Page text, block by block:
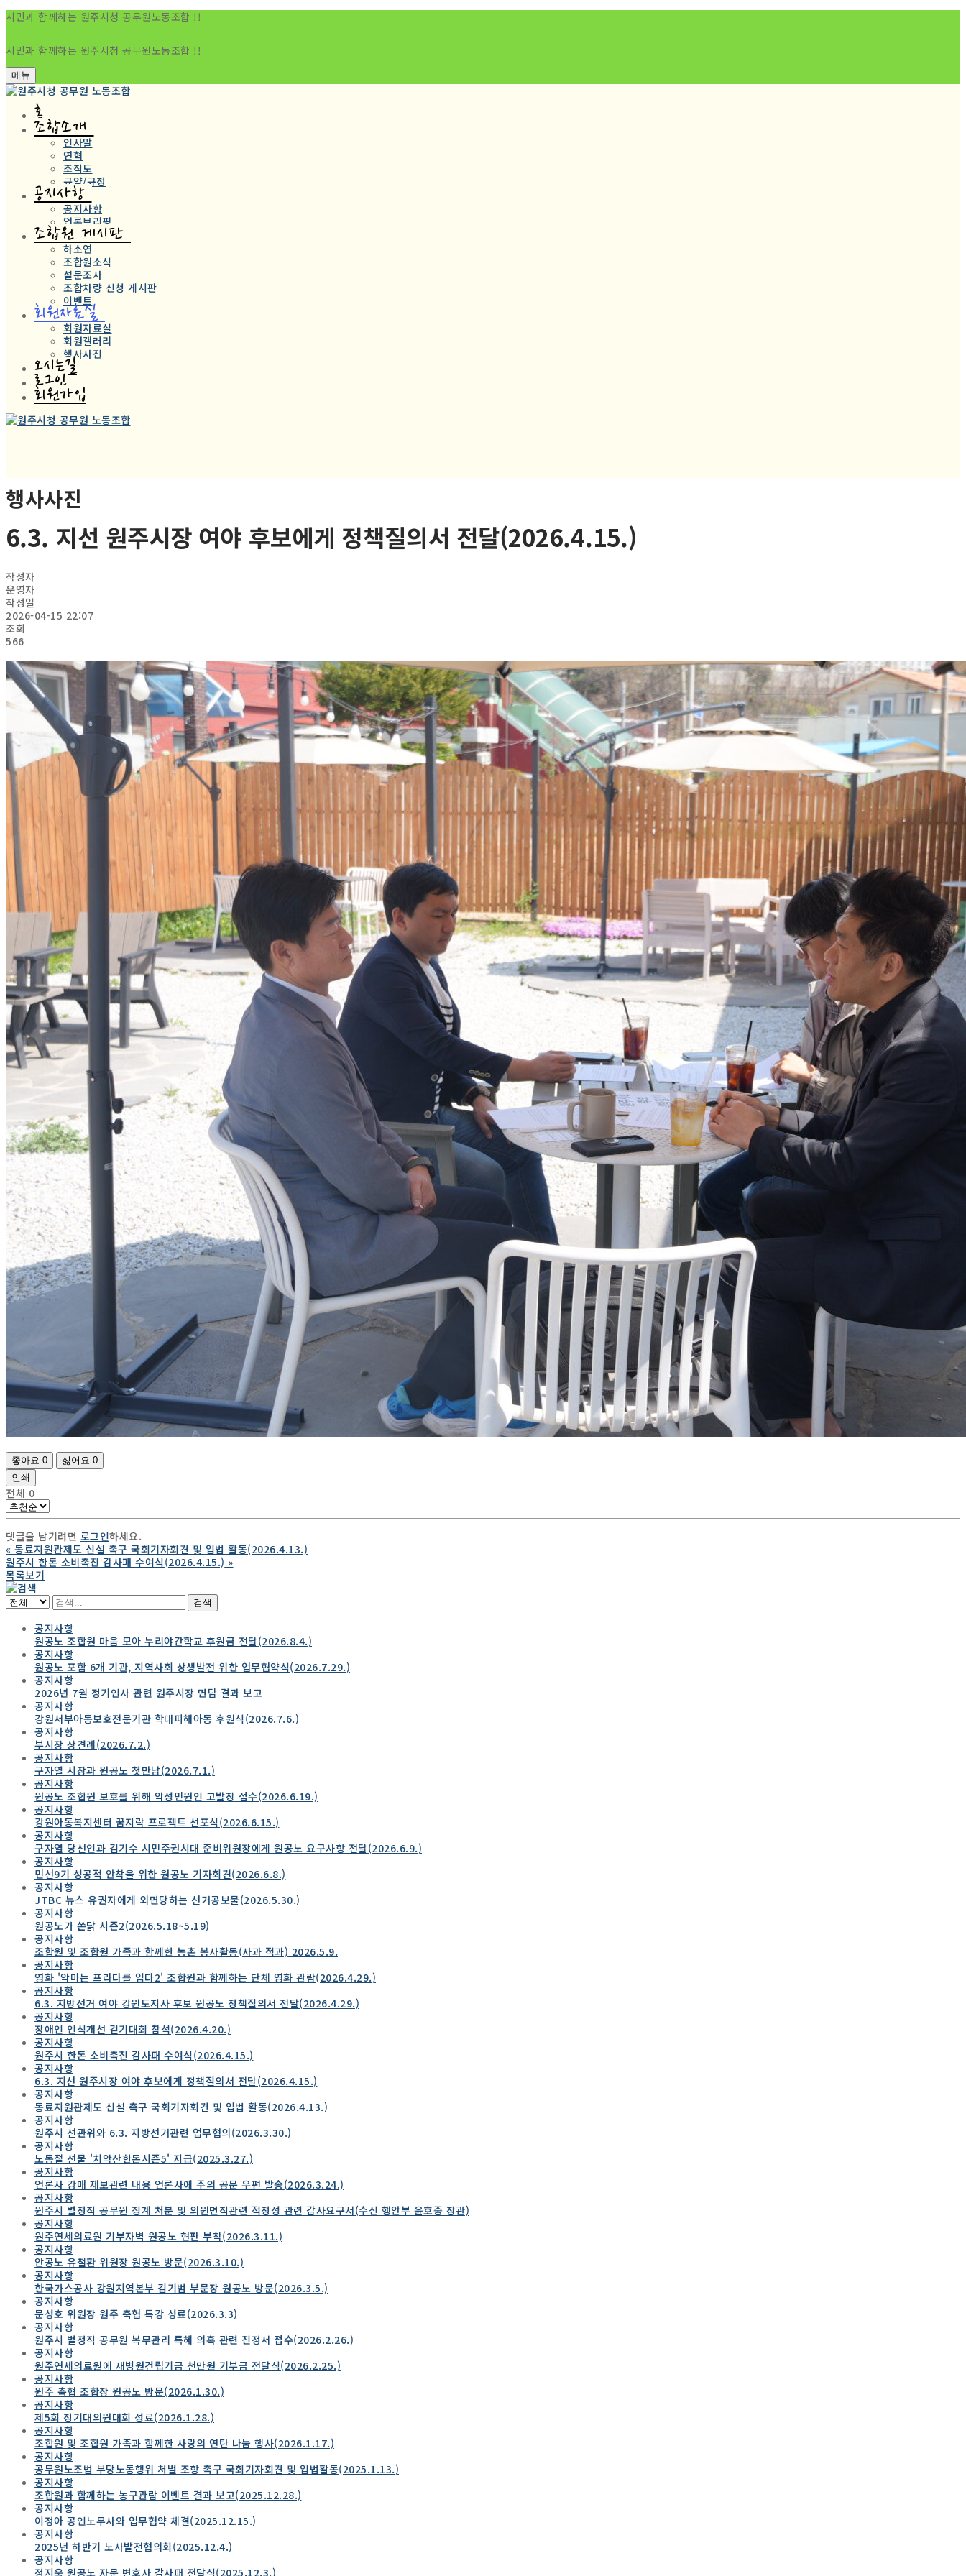
시민과 함께하는 원주시청 공무원노동조합 !!
시민과 함께하는 원주시청 공무원노동조합 !!
메뉴
홈
조합소개
인사말
연혁
조직도
규약/규정
공지사항
공지사항
언론브리핑
조합원 게시판
하소연
조합원소식
설문조사
조합차량 신청 게시판
이벤트
회원자료실
회원자료실
회원갤러리
행사사진
오시는길
로그인
회원가입
행사사진
6.3. 지선 원주시장 여야 후보에게 정책질의서 전달(2026.4.15.)
작성자
운영자
작성일
2026-04-15 22:07
조회
566
좋아요 0 싫어요 0
인쇄
전체 0
댓글을 남기려면 로그인하세요.
« 동료지원관제도 신설 촉구 국회기자회견 및 입법 활동(2026.4.13.)
원주시 한돈 소비촉진 감사패 수여식(2026.4.15.) »
목록보기
검색
공지사항
원공노 조합원 마음 모아 누리야간학교 후원금 전달(2026.8.4.)
공지사항
원공노 포함 6개 기관, 지역사회 상생발전 위한 업무협약식(2026.7.29.)
공지사항
2026년 7월 정기인사 관련 원주시장 면담 결과 보고
공지사항
강원서부아동보호전문기관 학대피해아동 후원식(2026.7.6.)
공지사항
부시장 상견례(2026.7.2.)
공지사항
구자열 시장과 원공노 첫만남(2026.7.1.)
공지사항
원공노 조합원 보호를 위해 악성민원인 고발장 접수(2026.6.19.)
공지사항
강원아동복지센터 꿈지락 프로젝트 선포식(2026.6.15.)
공지사항
구자열 당선인과 김기수 시민주권시대 준비위원장에게 원공노 요구사항 전달(2026.6.9.)
공지사항
민선9기 성공적 안착을 위한 원공노 기자회견(2026.6.8.)
공지사항
JTBC 뉴스 유권자에게 외면당하는 선거공보물(2026.5.30.)
공지사항
원공노가 쏜닭 시즌2(2026.5.18~5.19)
공지사항
조합원 및 조합원 가족과 함께한 농촌 봉사활동(사과 적과) 2026.5.9.
공지사항
영화 '악마는 프라다를 입다2' 조합원과 함께하는 단체 영화 관람(2026.4.29.)
공지사항
6.3. 지방선거 여야 강원도지사 후보 원공노 정책질의서 전달(2026.4.29.)
공지사항
장애인 인식개선 걷기대회 참석(2026.4.20.)
공지사항
원주시 한돈 소비촉진 감사패 수여식(2026.4.15.)
공지사항
6.3. 지선 원주시장 여야 후보에게 정책질의서 전달(2026.4.15.)
공지사항
동료지원관제도 신설 촉구 국회기자회견 및 입법 활동(2026.4.13.)
공지사항
원주시 선관위와 6.3. 지방선거관련 업무협의(2026.3.30.)
공지사항
노동절 선물 '치악산한돈시즌5' 지급(2025.3.27.)
공지사항
언론사 강매 제보관련 내용 언론사에 주의 공문 우편 발송(2026.3.24.)
공지사항
원주시 별정직 공무원 징계 처분 및 의원면직관련 적정성 관련 감사요구서(수신 행안부 윤호중 장관)
공지사항
원주연세의료원 기부자벽 원공노 현판 부착(2026.3.11.)
공지사항
안공노 유철환 위원장 원공노 방문(2026.3.10.)
공지사항
한국가스공사 강원지역본부 김기범 부문장 원공노 방문(2026.3.5.)
공지사항
문성호 위원장 원주 축협 특강 성료(2026.3.3)
공지사항
원주시 별정직 공무원 복무관리 특혜 의혹 관련 진정서 접수(2026.2.26.)
공지사항
원주연세의료원에 새병원건립기금 천만원 기부금 전달식(2026.2.25.)
공지사항
원주 축협 조합장 원공노 방문(2026.1.30.)
공지사항
제5회 정기대의원대회 성료(2026.1.28.)
공지사항
조합원 및 조합원 가족과 함께한 사랑의 연탄 나눔 행사(2026.1.17.)
공지사항
공무원노조법 부당노동행위 처벌 조항 촉구 국회기자회견 및 입법활동(2025.1.13.)
공지사항
조합원과 함께하는 농구관람 이벤트 결과 보고(2025.12.28.)
공지사항
이정아 공인노무사와 업무협약 체결(2025.12.15.)
공지사항
2025년 하반기 노사발전협의회(2025.12.4.)
공지사항
정지욱 원공노 자문 변호사 감사패 전달식(2025.12.3.)